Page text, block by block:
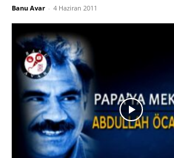
Banu Avar - 4 Haziran 2011